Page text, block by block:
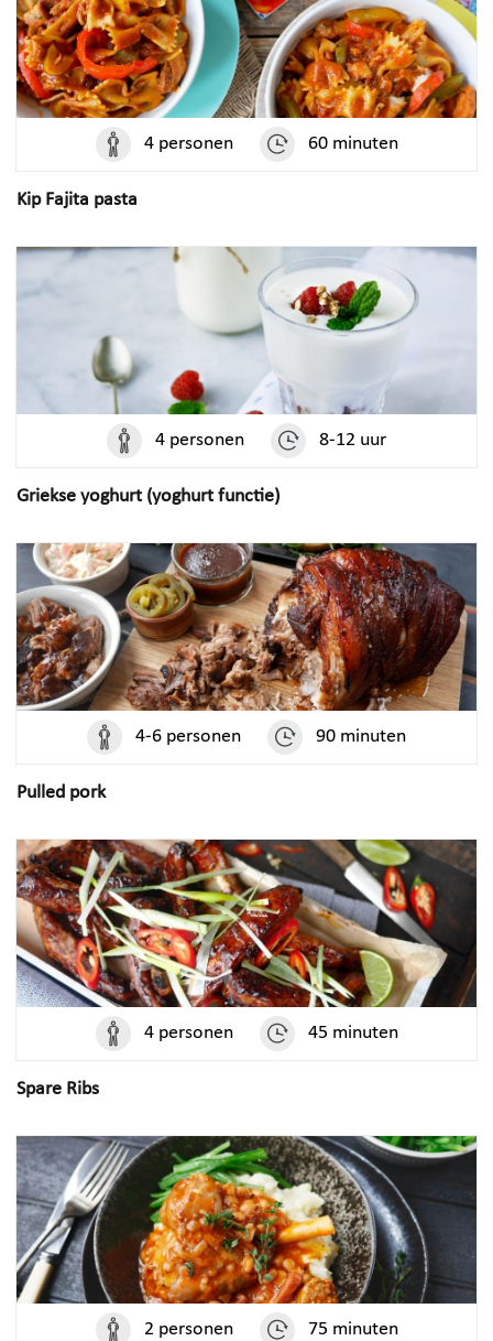
4 personen 60 minuten
Kip Fajita pasta
4 personen 8-12 uur
Griekse yoghurt (yoghurt functie)
4-6 personen 90 minuten
Pulled pork
4 personen 45 minuten
Spare Ribs
2 personen 75 minuten